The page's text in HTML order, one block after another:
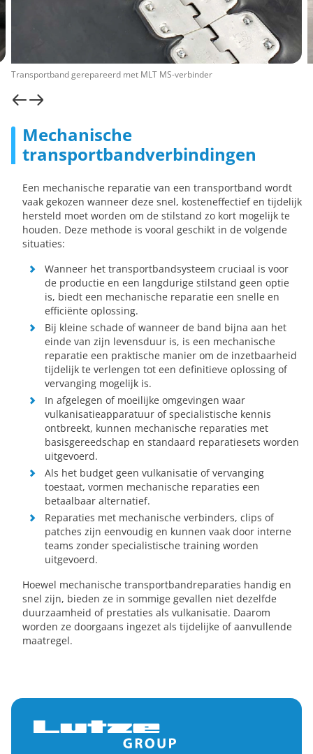
Mechanische
transportbandverbindingen
Een mechanische reparatie van een transportband wordt
vaak gekozen wanneer deze snel, kosteneffectief en tijdelijk
hersteld moet worden om de stilstand zo kort mogelijk te
houden. Deze methode is vooral geschikt in de volgende
situaties:
Wanneer het transportbandsysteem cruciaal is voor
de productie en een langdurige stilstand geen optie
is, biedt een mechanische reparatie een snelle en
efficiënte oplossing.
Bij kleine schade of wanneer de band bijna aan het
einde van zijn levensduur is, is een mechanische
reparatie een praktische manier om de inzetbaarheid
tijdelijk te verlengen tot een definitieve oplossing of
vervanging mogelijk is.
In afgelegen of moeilijke omgevingen waar
vulkanisatieapparatuur of specialistische kennis
ontbreekt, kunnen mechanische reparaties met
basisgereedschap en standaard reparatiesets worden
uitgevoerd.
Als het budget geen vulkanisatie of vervanging
toestaat, vormen mechanische reparaties een
betaalbaar alternatief.
Reparaties met mechanische verbinders, clips of
patches zijn eenvoudig en kunnen vaak door interne
teams zonder specialistische training worden
uitgevoerd.
Hoewel mechanische transportbandreparaties handig en
snel zijn, bieden ze in sommige gevallen niet dezelfde
duurzaamheid of prestaties als vulkanisatie. Daarom
worden ze doorgaans ingezet als tijdelijke of aanvullende
maatregel.
Transportband gerepareerd met MLT MS-verbinder